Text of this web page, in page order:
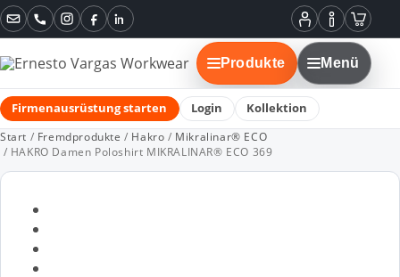
Mein
Konto
Informationen
Instagram
FacebookLinkedIn
Produkte Menü
Firmenausrüstung starten Login Kollektion
Start / Fremdprodukte / Hakro / Mikralinar® ECO
/ HAKRO Damen Poloshirt MIKRALINAR® ECO 369